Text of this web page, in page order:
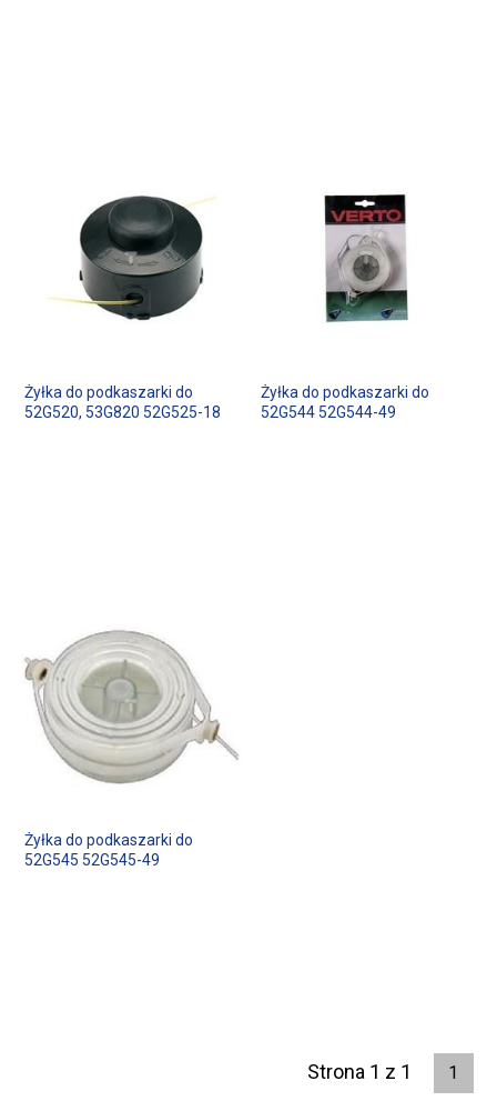
Żyłka do podkaszarki do
52G520, 53G820 52G525-18
Żyłka do podkaszarki do
52G544 52G544-49
Żyłka do podkaszarki do
52G545 52G545-49
Strona 1 z 1 1